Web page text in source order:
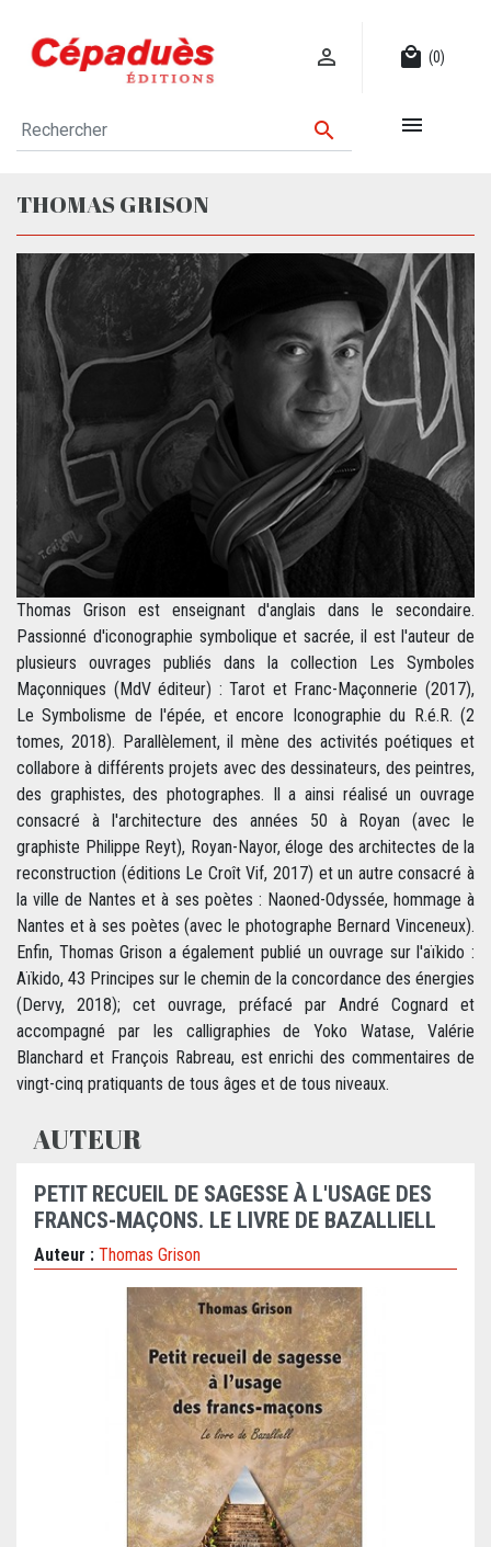
 local_mall (0)
 
THOMAS GRISON
Thomas Grison est enseignant d'anglais dans le secondaire.
Passionné d'iconographie symbolique et sacrée, il est l'auteur de
plusieurs ouvrages publiés dans la collection Les Symboles
Maçonniques (MdV éditeur) : Tarot et Franc-Maçonnerie (2017),
Le Symbolisme de l'épée, et encore Iconographie du R.é.R. (2
tomes, 2018). Parallèlement, il mène des activités poétiques et
collabore à différents projets avec des dessinateurs, des peintres,
des graphistes, des photographes. Il a ainsi réalisé un ouvrage
consacré à l'architecture des années 50 à Royan (avec le
graphiste Philippe Reyt), Royan-Nayor, éloge des architectes de la
reconstruction (éditions Le Croît Vif, 2017) et un autre consacré à
la ville de Nantes et à ses poètes : Naoned-Odyssée, hommage à
Nantes et à ses poètes (avec le photographe Bernard Vinceneux).
Enfin, Thomas Grison a également publié un ouvrage sur l'aïkido :
Aïkido, 43 Principes sur le chemin de la concordance des énergies
(Dervy, 2018); cet ouvrage, préfacé par André Cognard et
accompagné par les calligraphies de Yoko Watase, Valérie
Blanchard et François Rabreau, est enrichi des commentaires de
vingt-cinq pratiquants de tous âges et de tous niveaux.
AUTEUR
PETIT RECUEIL DE SAGESSE À L'USAGE DES
FRANCS-MAÇONS. LE LIVRE DE BAZALLIELL
Auteur : Thomas Grison